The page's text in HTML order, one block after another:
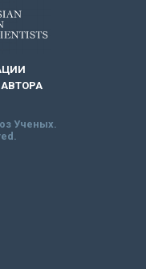
Ученых.